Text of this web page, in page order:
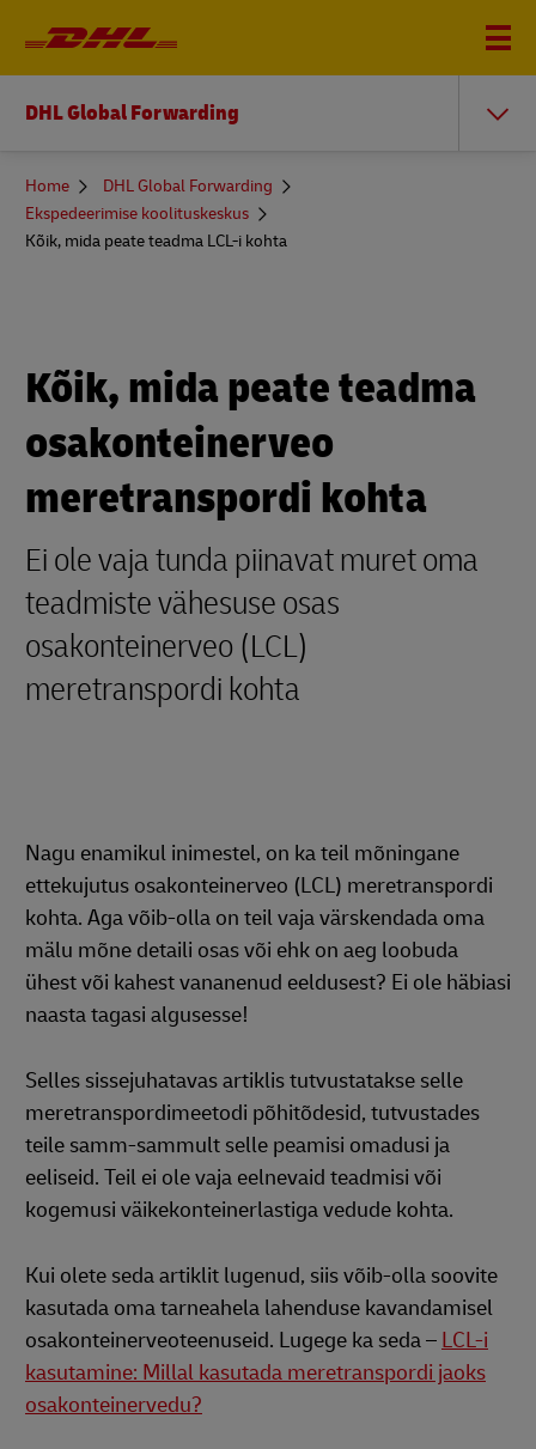
DHL Global Forwarding
You
here
Home
DHL Global Forwarding
Ekspedeerimise koolituskeskus
Kõik, mida peate teadma LCL-i kohta
Kõik, mida peate teadma
osakonteinerveo
meretranspordi kohta
Ei ole vaja tunda piinavat muret oma
teadmiste vähesuse osas
osakonteinerveo (LCL)
meretranspordi kohta
Nagu enamikul inimestel, on ka teil mõningane
ettekujutus osakonteinerveo (LCL) meretranspordi
kohta. Aga võib-olla on teil vaja värskendada oma
mälu mõne detaili osas või ehk on aeg loobuda
ühest või kahest vananenud eeldusest? Ei ole häbiasi
naasta tagasi algusesse!
Selles sissejuhatavas artiklis tutvustatakse selle
meretranspordimeetodi põhitõdesid, tutvustades
teile samm-sammult selle peamisi omadusi ja
eeliseid. Teil ei ole vaja eelnevaid teadmisi või
kogemusi väikekonteinerlastiga vedude kohta.
Kui olete seda artiklit lugenud, siis võib-olla soovite
kasutada oma tarneahela lahenduse kavandamisel
osakonteinerveoteenuseid. Lugege ka seda – LCL-i
kasutamine: Millal kasutada meretranspordi jaoks
osakonteinervedu?